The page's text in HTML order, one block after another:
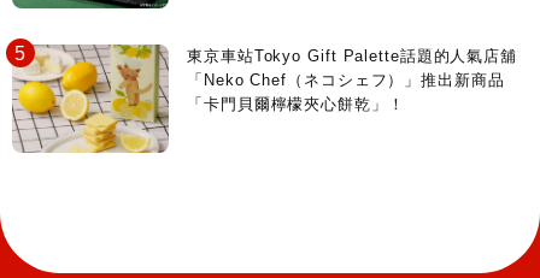
東京車站Tokyo Gift Palette話題的人氣店舖
「Neko Chef（ネコシェフ）」推出新商品
「卡門貝爾檸檬夾心餅乾」！